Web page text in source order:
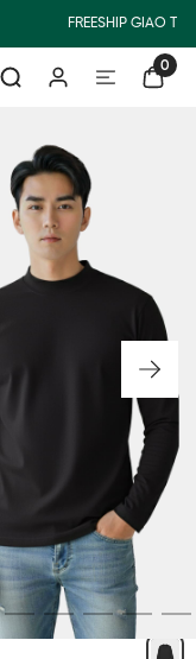
FREESHIP GIAO
0